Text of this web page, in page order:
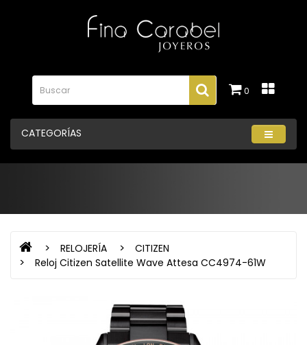
0
CATEGORÍAS
RELOJERÍA
CITIZEN
Reloj Citizen Satellite Wave Attesa CC4974-61W